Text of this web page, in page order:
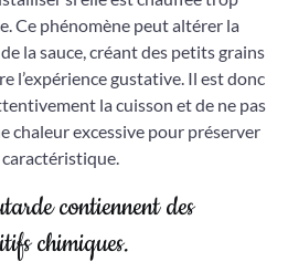
Ce phénomène peut altérer la
la sauce, créant des petits grains
l’expérience gustative. Il est donc
la cuisson et de ne pas
chaleur excessive pour préserver
contiennent des
chimiques.